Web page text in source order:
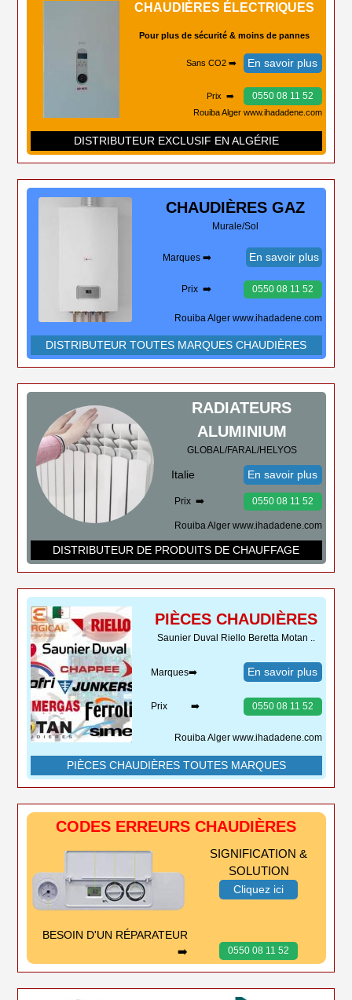
CHAUDIÈRES ÉLECTRIQUES
Pour plus de sécurité & moins de pannes
Sans CO2 ➡️ En savoir plus
Prix ➡️ 0550 08 11 52
Rouiba Alger www.ihadadene.com
DISTRIBUTEUR EXCLUSIF EN ALGÉRIE
CHAUDIÈRES GAZ
Murale/Sol
Marques ➡️ En savoir plus
Prix ➡️ 0550 08 11 52
Rouiba Alger www.ihadadene.com
DISTRIBUTEUR TOUTES MARQUES CHAUDIÈRES
RADIATEURS
ALUMINIUM
GLOBAL/FARAL/HELYOS
Italie En savoir plus
Prix ➡️ 0550 08 11 52
Rouiba Alger www.ihadadene.com
DISTRIBUTEUR DE PRODUITS DE CHAUFFAGE
PIÈCES CHAUDIÈRES
Saunier Duval Riello Beretta Motan ..
Marques➡️ En savoir plus
Prix ➡️ 0550 08 11 52
Rouiba Alger www.ihadadene.com
PIÈCES CHAUDIÈRES TOUTES MARQUES
CODES ERREURS CHAUDIÈRES
SIGNIFICATION &
SOLUTION
Cliquez ici
0550 08 11 52
BESOIN D'UN RÉPARATEUR
➡️